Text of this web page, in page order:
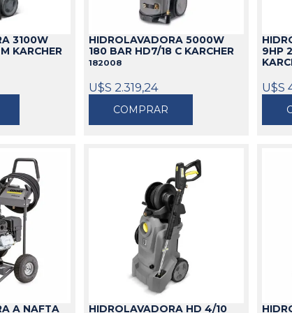
Cajas
Bolsos
Cinturones
Mesas
Ver todo
Aceite
Aceite
Candados
Aparejos
Arenadoras
Batea lava Piezas
Ver todo
3100W
KARCHER
HIDROLAVADORA 5000W
180 BAR HD7/18 C KARCHER
182008
U$S 2.319,24
COMPRAR
9HP
U$S
A NAFTA
HIDROLAVADORA HD 4/10